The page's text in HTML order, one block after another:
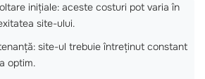
inițiale: aceste costuri pot varia în
site-ului.
site-ul trebuie întreținut constant
optim.